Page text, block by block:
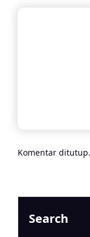
Komentar ditutup.
Search